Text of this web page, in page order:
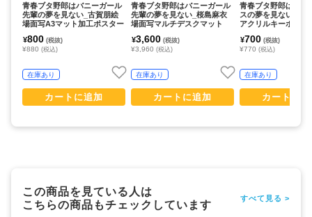
青春ブタ野郎はバニーガール
先輩の夢を見ない_古賀朋絵
場面写A3マット加工ポスター
¥800 (税抜)
¥880 (税込)
在庫あり
カートに追加
青春ブタ野郎はバニーガール
先輩の夢を見ない_桜島麻衣
場面写マルチデスクマット
¥3,600 (税抜)
¥3,960 (税込)
在庫あり
カートに追加
青春ブタ野郎はサン
スの夢を見ない_描
アクリルキーホルダ
¥700 (税抜)
¥770 (税込)
在庫あり
カートに
この商品を見ている人は
こちらの商品もチェックしています
すべて見る >